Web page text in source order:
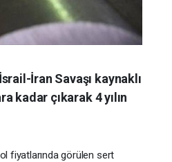
İran Savaşı kaynaklı
kadar çıkarak 4 yılın
fiyatlarında görülen sert